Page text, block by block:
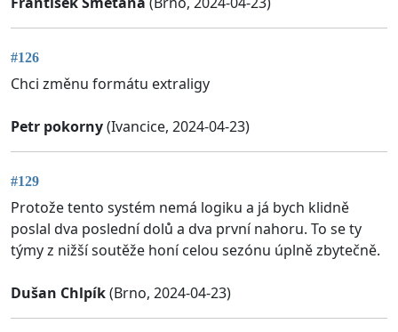
#126
Chci změnu formátu extraligy
Petr pokorny(Ivancice, 2024-04-23)
#129
Protože tento systém nemá logiku a já bych klidně
poslal dva poslední dolů a dva první nahoru. To se ty
týmy z nižší soutěže honí celou sezónu úplně zbytečně.
Dušan Chlpík(Brno, 2024-04-23)